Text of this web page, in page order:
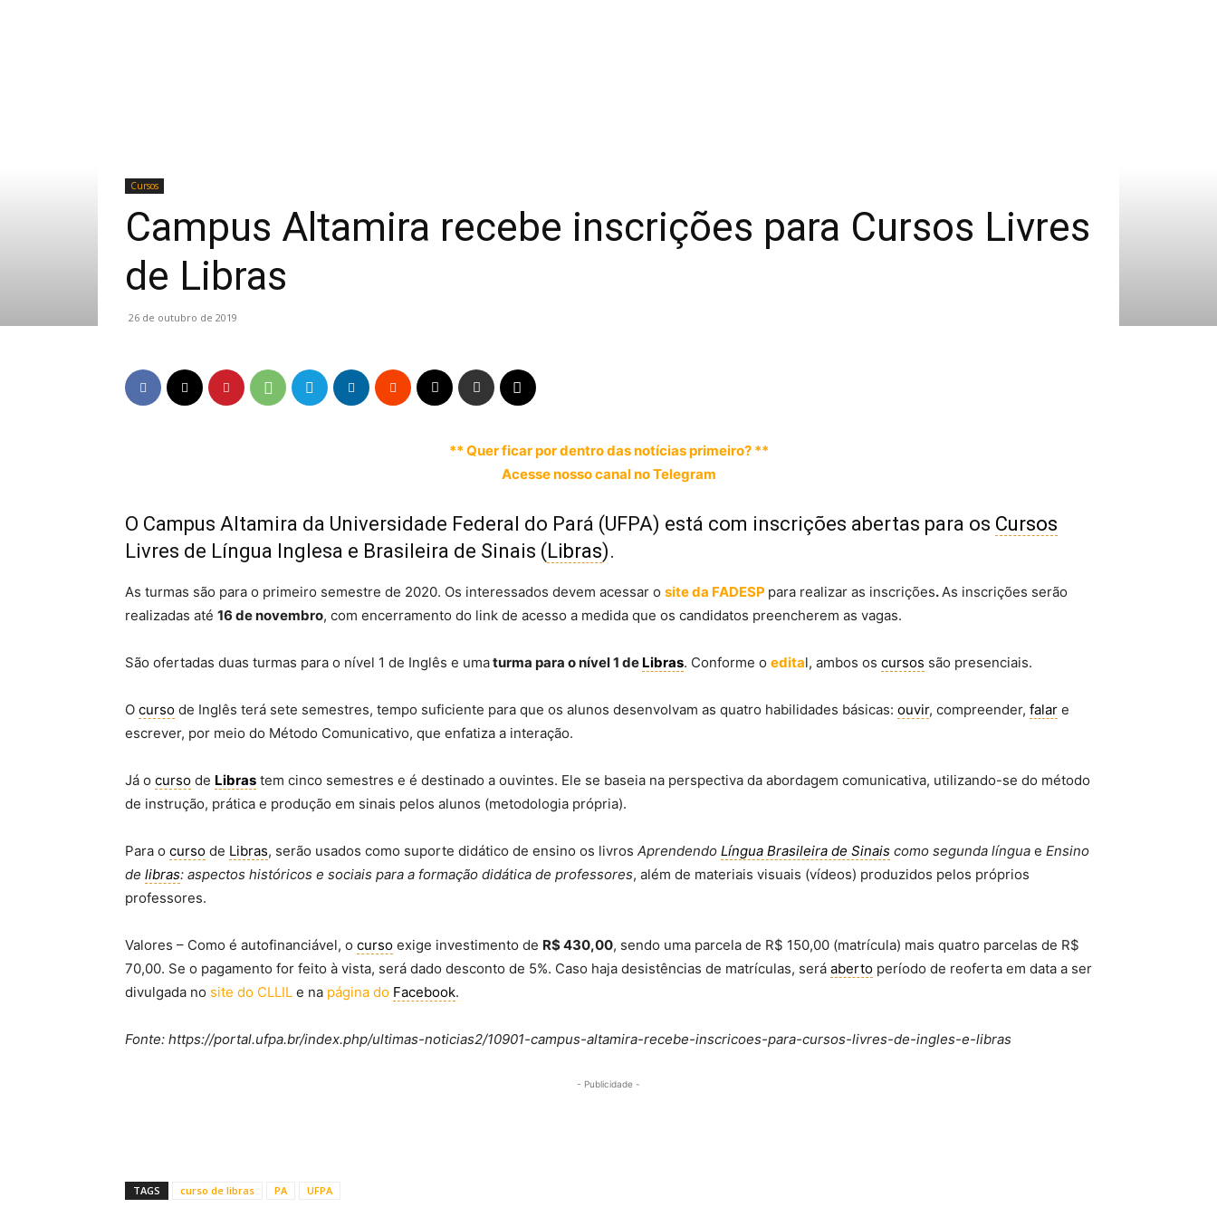
Cursos
Campus Altamira recebe inscrições para Cursos Livres
de Libras
26 de outubro de 2019
** Quer ficar por dentro das notícias primeiro? **
Acesse nosso canal no Telegram
O Campus Altamira da Universidade Federal do Pará (UFPA) está com inscrições abertas para os Cursos
Livres de Língua Inglesa e Brasileira de Sinais (Libras).
As turmas são para o primeiro semestre de 2020. Os interessados devem acessar o site da FADESP para realizar as inscrições.As inscrições serão
realizadas até 16 de novembro, com encerramento do link de acesso a medida que os candidatos preencherem as vagas.
São ofertadas duas turmas para o nível 1 de Inglês e umaturma para o nível 1 de Libras. Conforme o edital, ambos os cursos são presenciais.
O curso de Inglês terá sete semestres, tempo suficiente para que os alunos desenvolvam as quatro habilidades básicas: ouvir, compreender, falar e
escrever, por meio do Método Comunicativo, que enfatiza a interação.
Já o curso de Libras tem cinco semestres e é destinado a ouvintes. Ele se baseia na perspectiva da abordagem comunicativa, utilizando-se do método
de instrução, prática e produção em sinais pelos alunos (metodologia própria).
Para o curso de Libras, serão usados como suporte didático de ensino os livros Aprendendo Língua Brasileira de Sinais como segunda língua e Ensino
de libras: aspectos históricos e sociais para a formação didática de professores, além de materiais visuais (vídeos) produzidos pelos próprios
professores.
Valores – Como é autofinanciável, o curso exige investimento de R$ 430,00, sendo uma parcela de R$ 150,00 (matrícula) mais quatro parcelas de R$
70,00. Se o pagamento for feito à vista, será dado desconto de 5%. Caso haja desistências de matrículas, será aberto período de reoferta em data a ser
divulgada no site do CLLIL e na página do Facebook.
Fonte: https://portal.ufpa.br/index.php/ultimas-noticias2/10901-campus-altamira-recebe-inscricoes-para-cursos-livres-de-ingles-e-libras
- Publicidade -
TAGS curso de libras PA UFPA